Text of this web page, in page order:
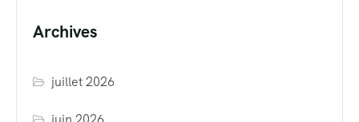
Archives
juillet 2026